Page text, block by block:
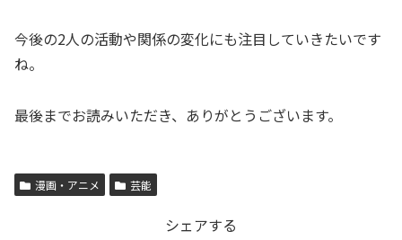
今後の2人の活動や関係の変化にも注目していきたいです
ね。
最後までお読みいただき、ありがとうございます。
漫画・アニメ 芸能
シェアする